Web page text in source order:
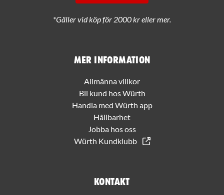
Mer information
Allmänna villkor
Bli kund hos Würth
Handla med Würth app
Hållbarhet
Jobba hos oss
Würth Kundklubb
Kontakt
*Gäller vid köp för 2000 kr eller mer.